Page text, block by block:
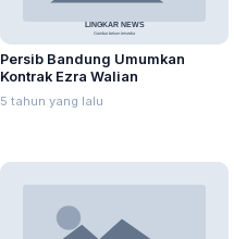
Persib Bandung Umumkan
Kontrak Ezra Walian
5 tahun yang lalu